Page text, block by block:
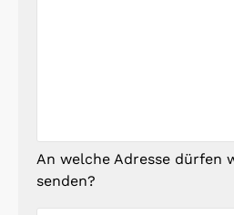
An welche Adresse dürfen
senden?